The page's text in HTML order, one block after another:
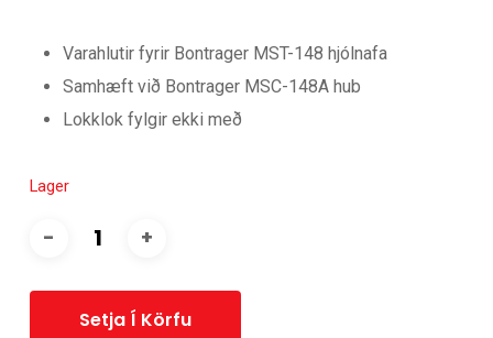
Varahlutir fyrir Bontrager MST-148 hjólnafa
Samhæft við Bontrager MSC-148A hub
Lokklok fylgir ekki með
Lager
Setja Í Körfu